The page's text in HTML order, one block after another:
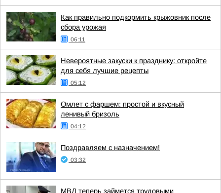
Как правильно подкормить крыжовник после
сбора урожая
06:11
Невероятные закуски к празднику: откройте
для себя лучшие рецепты
05:12
Омлет с фаршем: простой и вкусный
ленивый бризоль
04:12
Поздравляем с назначением!
03:32
МВД теперь займется трудовыми